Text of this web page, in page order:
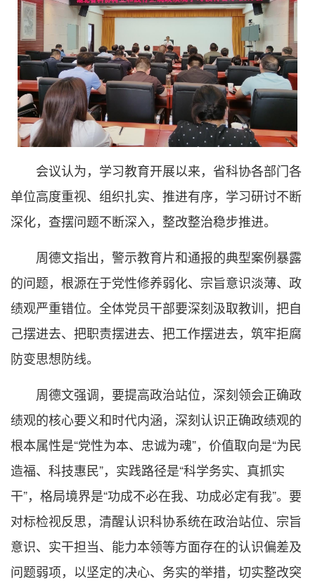
会议认为，学习教育开展以来，省科协各部门各
单位高度重视、组织扎实、推进有序，学习研讨不断
深化，查摆问题不断深入，整改整治稳步推进。
周德文指出，警示教育片和通报的典型案例暴露
的问题，根源在于党性修养弱化、宗旨意识淡薄、政
绩观严重错位。全体党员干部要深刻汲取教训，把自
己摆进去、把职责摆进去、把工作摆进去，筑牢拒腐
防变思想防线。
周德文强调，要提高政治站位，深刻领会正确政
绩观的核心要义和时代内涵，深刻认识正确政绩观的
根本属性是“党性为本、忠诚为魂”，价值取向是“为民
造福、科技惠民”，实践路径是“科学务实、真抓实
干”，格局境界是“功成不必在我、功成必定有我”。要
对标检视反思，清醒认识科协系统在政治站位、宗旨
意识、实干担当、能力本领等方面存在的认识偏差及
问题弱项，以坚定的决心、务实的举措，切实整改突